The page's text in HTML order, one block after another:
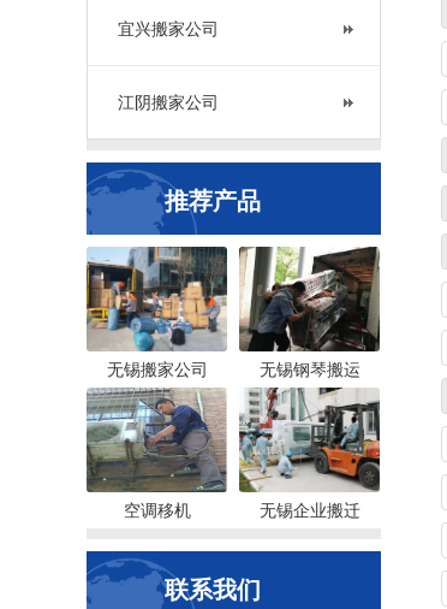
宜兴搬家公司
江阴搬家公司
推荐产品
无锡搬家公司 无锡钢琴搬运
空调移机 无锡企业搬迁
联系我们